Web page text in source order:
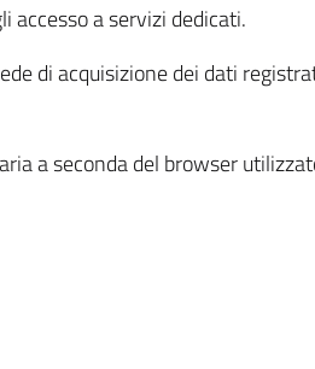
accesso a servizi dedicati.
di acquisizione dei dati
a seconda del browser